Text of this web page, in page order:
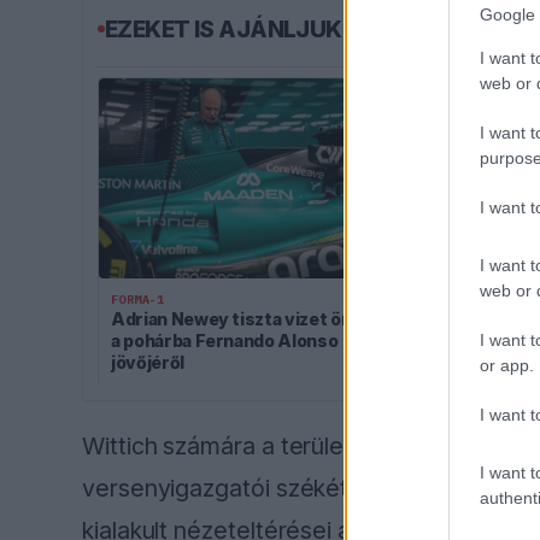
Google
I want
web or
I want
I want
I want
web or
I want
or app.
I want
I want
EZEKET IS AJÁNLJUK
FORMA-1
Adrian Newey tiszta vizet öntött
a pohárba Fernando Alonso
jövőjéről
Különleges
mindenki
Wittich számára a terület kifejezetten
versenyigazgatói székét, aminek
kialakult nézeteltérései álltak.